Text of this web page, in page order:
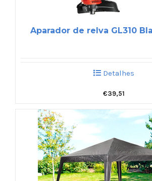
Aparador de relva GL310
Detalhes
€39,51